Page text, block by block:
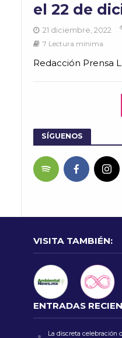
el 22 de
21 diciembre, 2022
7 Lectura mínima
Redacción Prensa
SÍGUENOS
VISITA TAMBIÉN:
ENTRADAS
La discreta celebración